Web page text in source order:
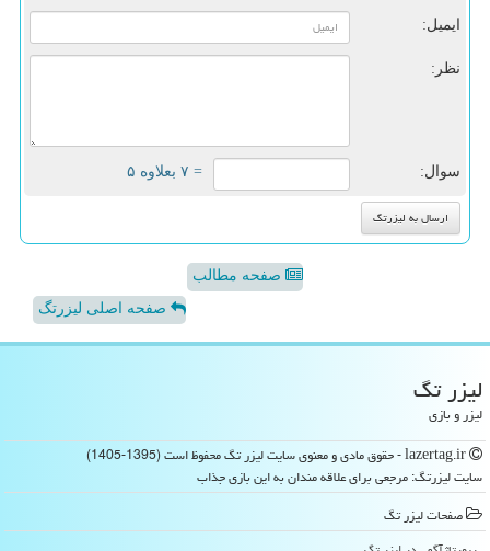
ایمیل:
نظر:
سوال: = ۷ بعلاوه ۵
صفحه مطالب
صفحه اصلی لیزرتگ
لیزر تگ
لیزر و بازی
سایت لیزرتگ: مرجعی برای علاقه مندان به این بازی جذاب
صفحات لیزر تگ